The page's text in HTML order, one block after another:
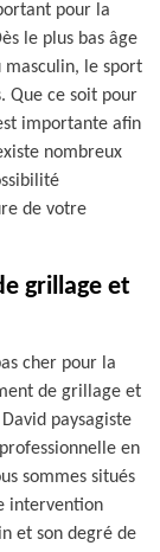
pour la
le plus bas âge
masculin, le sport
Que ce soit pour
importante afin
nombreux
de votre
grillage et
cher pour la
de grillage et
paysagiste
en
sommes situés
intervention
et son degré de